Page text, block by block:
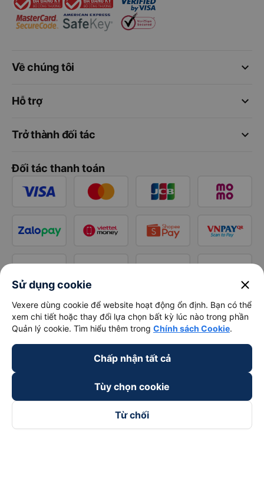
keyboard_arrow_down
Về chúng tôi
keyboard_arrow_down
Hỗ trợ
keyboard_arrow_down
Trở thành đối tác
Đối tác thanh toán
Sử dụng cookie close
Vexere dùng cookie để website hoạt động ổn định. Bạn có thể
xem chi tiết hoặc thay đổi lựa chọn bất kỳ lúc nào trong phần
Quản lý cookie. Tìm hiểu thêm trong Chính sách Cookie.
Chấp nhận tất cả
Tùy chọn cookie
Từ chối